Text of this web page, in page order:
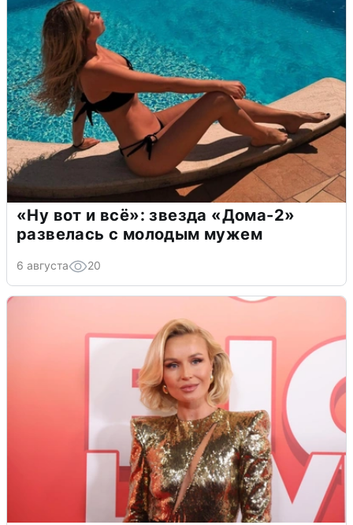
«Ну вот и всё»: звезда «Дома-2»
развелась с молодым мужем
6 августа 20